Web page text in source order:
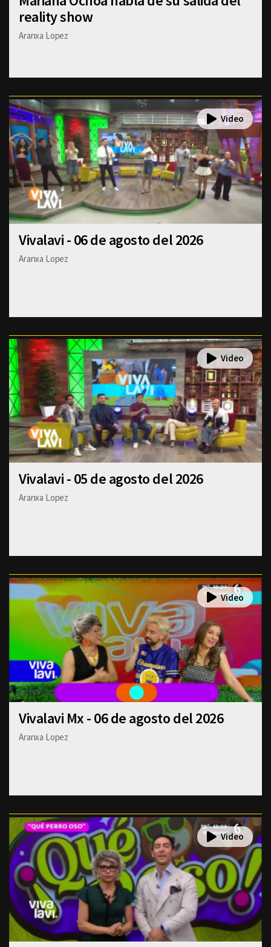
reality show
Aranxa Lopez
Vivalavi - 06 de agosto del 2026
Aranxa Lopez
Vivalavi - 05 de agosto del 2026
Aranxa Lopez
Vivalavi Mx - 06 de agosto del 2026
Aranxa Lopez